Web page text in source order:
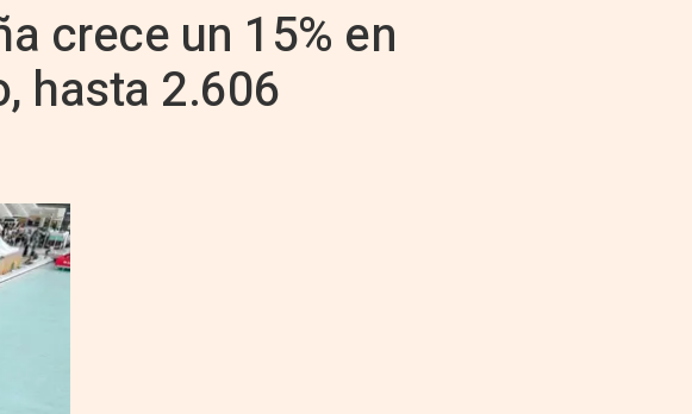
crece un 15% en
hasta 2.606